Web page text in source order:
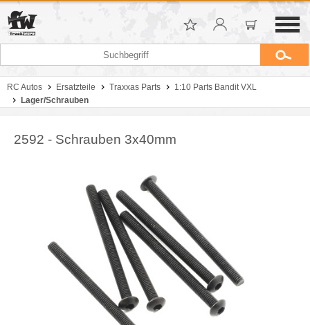
RC Autos Ersatzteile Traxxas Parts
1:10 Parts Bandit VXL
Lager/Schrauben
2592 - Schrauben 3x40mm